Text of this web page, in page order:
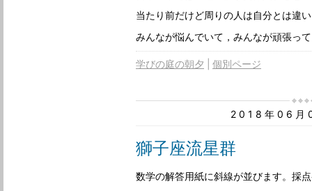
当たり前だけど周りの人は自分とは違
みんなが悩んでいて，みんなが頑張っ
学びの庭の朝夕 個別ページ
2018年06月
獅子座流星群
数学の解答用紙に斜線が並びます。採